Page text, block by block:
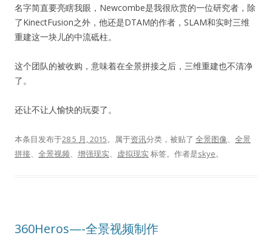
名字简直要亮瞎我眼，Newcombe是我很欣赏的一位研究者，除
了KinectFusion之外，他还是DTAM的作者，SLAM和实时三维
重建这一块儿的中流砥柱。
这个团队的被收购，意味着在全景拼接之后，三维重建也不清净
了。
还让不让人愉快的玩耍了。
本条目发布于28 5 月, 2015。属于资讯分类，被贴了 全景图像、 全景
拼接、 全景视频、 增强现实、 虚拟现实标签。 作者是skye。
360Heros—-全景视频制作